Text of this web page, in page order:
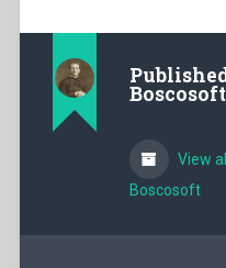
Boscosoft
View
Boscosoft